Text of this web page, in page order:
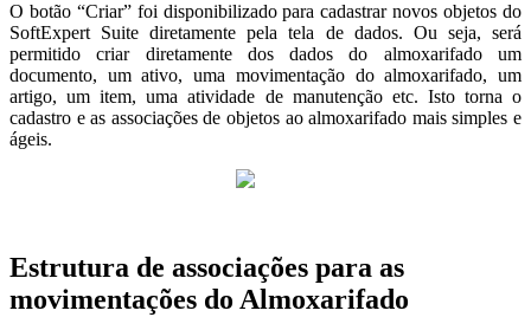
O botão “Criar” foi disponibilizado para cadastrar novos objetos do
SoftExpert Suite diretamente pela tela de dados. Ou seja, será
permitido criar diretamente dos dados do almoxarifado um
documento, um ativo, uma movimentação do almoxarifado, um
artigo, um item, uma atividade de manutenção etc. Isto torna o
cadastro e as associações de objetos ao almoxarifado mais simples e
ágeis.
Estrutura de associações para as
movimentações do Almoxarifado